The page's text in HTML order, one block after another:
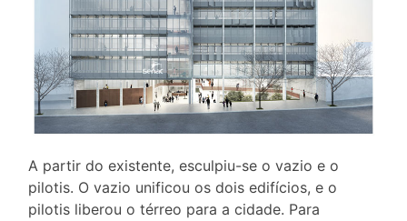
A partir do existente, esculpiu-se o vazio e o
pilotis. O vazio unificou os dois edifícios, e o
pilotis liberou o térreo para a cidade. Para